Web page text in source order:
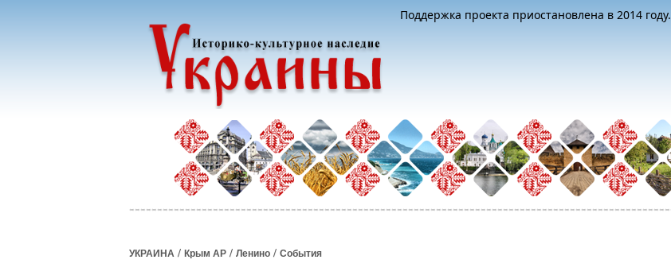
Поддержка проекта приостановлена в 2014 году.
УКРАИНА / Крым АР / Ленино / События